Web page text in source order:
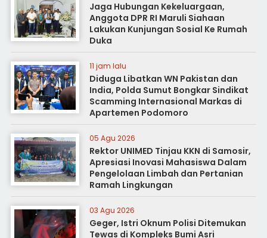
Jaga Hubungan Kekeluargaan,
Anggota DPR RI Maruli Siahaan
Lakukan Kunjungan Sosial Ke Rumah
Duka
11 jam lalu
Diduga Libatkan WN Pakistan dan
India, Polda Sumut Bongkar Sindikat
Scamming Internasional Markas di
Apartemen Podomoro
05 Agu 2026
Rektor UNIMED Tinjau KKN di Samosir,
Apresiasi Inovasi Mahasiswa Dalam
Pengelolaan Limbah dan Pertanian
Ramah Lingkungan
03 Agu 2026
Geger, Istri Oknum Polisi Ditemukan
Tewas di Kompleks Bumi Asri